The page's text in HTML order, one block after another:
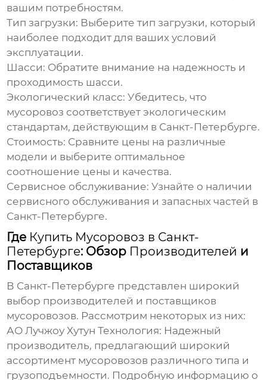
вашим потребностям.
Тип загрузки: Выберите тип загрузки, который
наиболее подходит для ваших условий
эксплуатации.
Шасси: Обратите внимание на надежность и
проходимость шасси.
Экологический класс: Убедитесь, что
мусоровоз соответствует экологическим
стандартам, действующим в Санкт-Петербурге.
Стоимость: Сравните цены на различные
модели и выберите оптимальное
соотношение цены и качества.
Сервисное обслуживание: Узнайте о наличии
сервисного обслуживания и запасных частей в
Санкт-Петербурге.
Где Купить Мусоровоз в Санкт-
Петербурге: Обзор Производителей и
Поставщиков
В Санкт-Петербурге представлен широкий
выбор производителей и поставщиков
мусоровозов. Рассмотрим некоторых из них:
АО Лучжоу Хутун Технология: Надежный
производитель, предлагающий широкий
ассортимент мусоровозов различного типа и
грузоподъемности. Подробную информацию о